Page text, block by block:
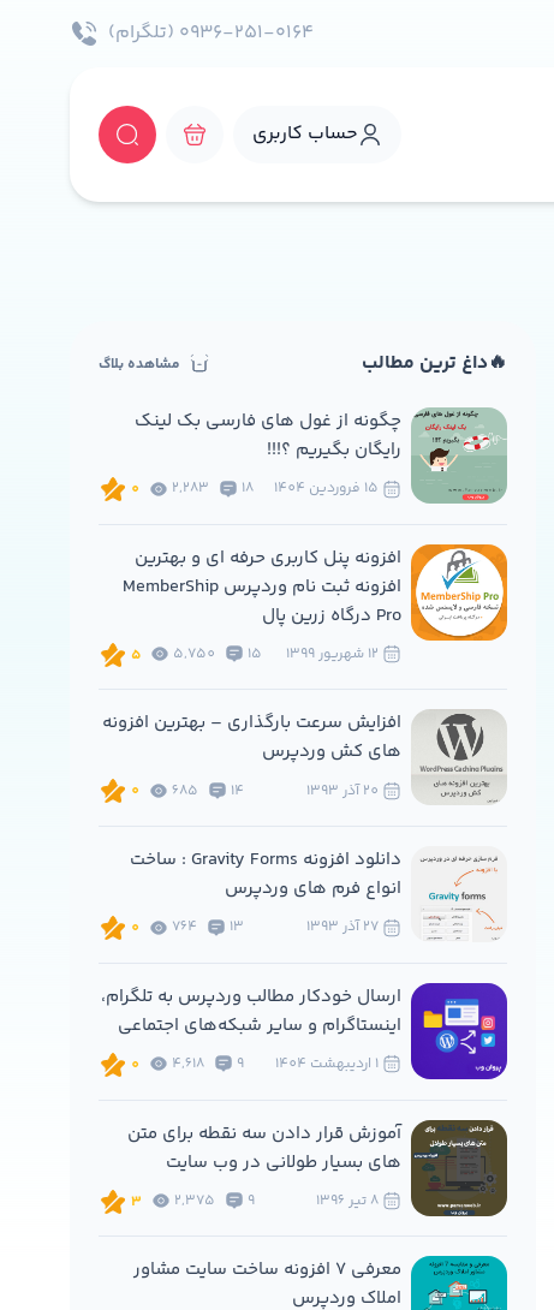
۰۹۳۶-۲۵۱-۰۱۶۴ (تلگرام)
حساب کاربری
🔥داغ ترین مطالب مشاهده بلاگ
چگونه از غول های فارسی بک لینک
رایگان بگیریم ؟!!!
18
2,283
0
افزونه پنل کاربری حرفه ای و بهترین
افزونه ثبت نام وردپرس MemberShip
Pro درگاه زرین پال
15
5,750
5
افزایش سرعت بارگذاری – بهترین افزونه
های کش وردپرس
14
685
0
دانلود افزونه Gravity Forms : ساخت
انواع فرم های وردپرس
13
764
0
ارسال خودکار مطالب وردپرس به تلگرام،
اینستاگرام و سایر شبکه‌های اجتماعی
9
4,618
0
آموزش قرار دادن سه نقطه برای متن
های بسیار طولانی در وب سایت
9
2,375
3
معرفی 7 افزونه ساخت سایت مشاور
املاک وردپرس